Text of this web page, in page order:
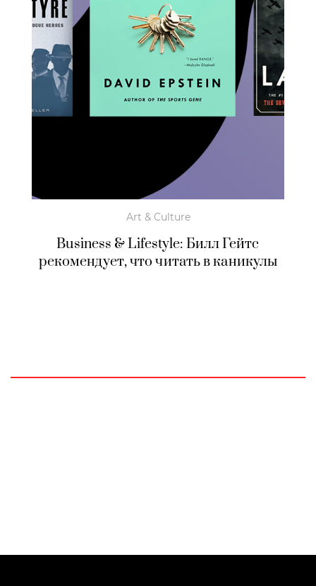
Art & Culture
Business & Lifestyle: Билл Гейтс
рекомендует, что читать в каникулы